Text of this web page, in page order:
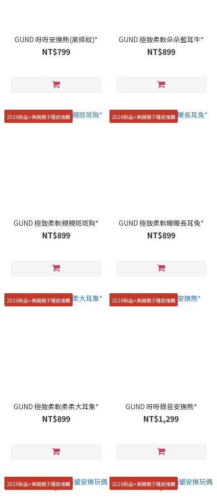
GUND 呀呀安撫熊(黑條紋)*
NT$799
GUND 極致柔軟朵朵藍耳牛*
NT$899
2026新品⭐️美國親子雜誌推薦
GUND 極致柔軟親親斑斑狗*
NT$899
2026新品⭐️美國親子雜誌推薦
GUND 極致柔軟暖暖長耳兔*
NT$899
2026新品⭐️美國親子雜誌推薦
GUND 極致柔軟柔柔大耳象*
NT$899
2026新品⭐️美國親子雜誌推薦
GUND 呀呀錄音安撫熊*
NT$1,299
2026新品⭐️美國親子雜誌推薦 2026新品⭐️美國親子雜誌推薦